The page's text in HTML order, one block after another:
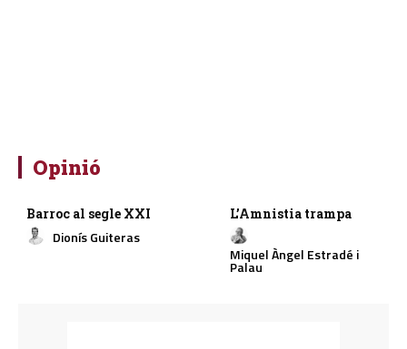
Opinió
Barroc al segle XXI
Dionís Guiteras
L’Amnistia trampa
Miquel Àngel Estradé i
Palau